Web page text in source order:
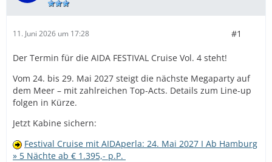
11. Juni 2026 um 17:28 #1
Der Termin für die AIDA FESTIVAL Cruise Vol. 4 steht!
Vom 24. bis 29. Mai 2027 steigt die nächste Megaparty auf
dem Meer – mit zahlreichen Top-Acts. Details zum Line-up
folgen in Kürze.
Jetzt Kabine sichern:
Festival Cruise mit AIDAperla: 24. Mai 2027 I Ab Hamburg
» 5 Nächte ab € 1.395,- p.P.